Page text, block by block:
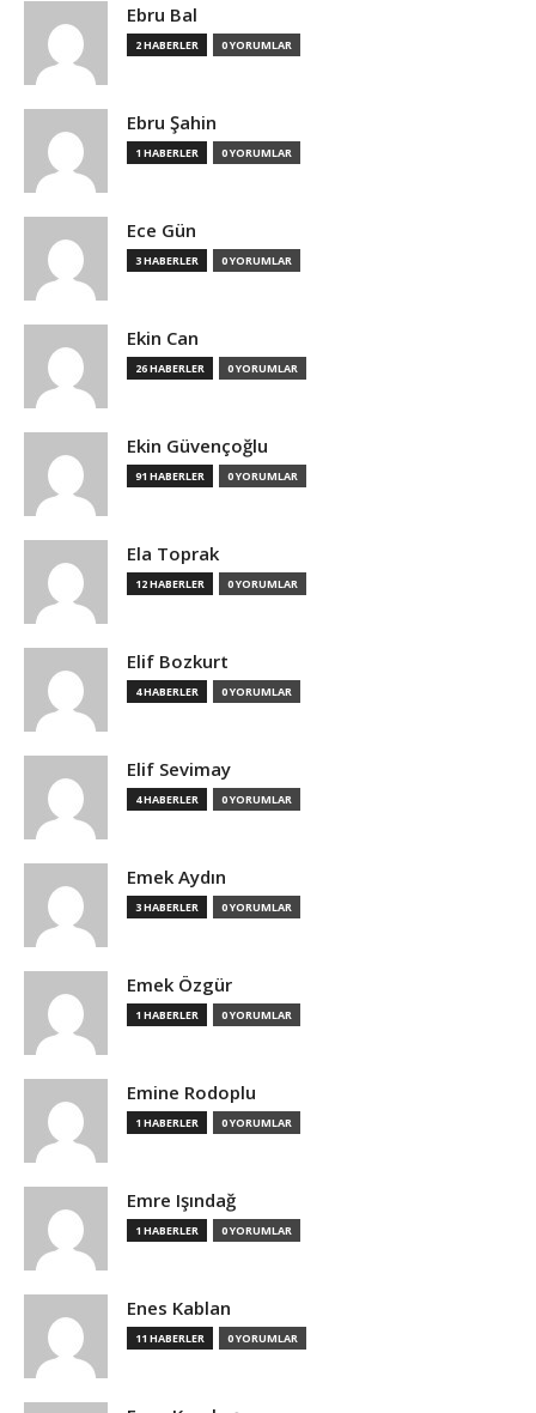
Ebru Bal
2 HABERLER 0 YORUMLAR
Ebru Şahin
1 HABERLER 0 YORUMLAR
Ece Gün
3 HABERLER 0 YORUMLAR
Ekin Can
26 HABERLER 0 YORUMLAR
Ekin Güvençoğlu
91 HABERLER 0 YORUMLAR
Ela Toprak
12 HABERLER 0 YORUMLAR
Elif Bozkurt
4 HABERLER 0 YORUMLAR
Elif Sevimay
4 HABERLER 0 YORUMLAR
Emek Aydın
3 HABERLER 0 YORUMLAR
Emek Özgür
1 HABERLER 0 YORUMLAR
Emine Rodoplu
1 HABERLER 0 YORUMLAR
Emre Işındağ
1 HABERLER 0 YORUMLAR
Enes Kablan
11 HABERLER 0 YORUMLAR